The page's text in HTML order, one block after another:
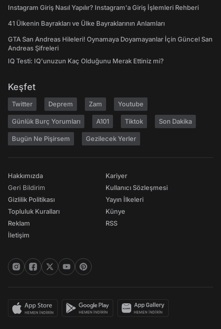
Instagram Giriş Nasıl Yapılır? Instagram'a Giriş İşlemleri Rehberi
41 Ülkenin Bayrakları ve Ülke Bayraklarının Anlamları
GTA San Andreas Hileleri! Oynamaya Doyamayanlar İçin Güncel San
Andreas Şifreleri
IQ Testi: IQ'unuzun Kaç Olduğunu Merak Ettiniz mi?
Keşfet
Twitter Deprem Zam Youtube
Günlük Burç Yorumları A101 Tiktok Son Dakika
Bugün Ne Pişirsem Gezilecek Yerler
Hakkımızda
Geri Bildirim
Gizlilik Politikası
Topluluk Kuralları
Reklam
İletişim
Kariyer
Kullanıcı Sözleşmesi
Yayın İlkeleri
Künye
RSS